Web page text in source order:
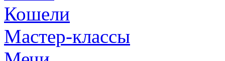
Кошели
Мастер-классы